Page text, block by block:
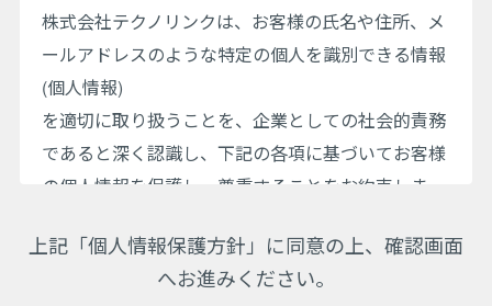
株式会社テクノリンクは、お客様の氏名や住所、メ
ールアドレスのような特定の個人を識別できる情報
(個人情報)
を適切に取り扱うことを、企業としての社会的責務
であると深く認識し、下記の各項に基づいてお客様
の個人情報を保護し、尊重することをお約束しま
お客様の個人情報を取り扱っている部門ごとに、管
上記「個人情報保護方針」に同意の上、確認画面
へお進みください。